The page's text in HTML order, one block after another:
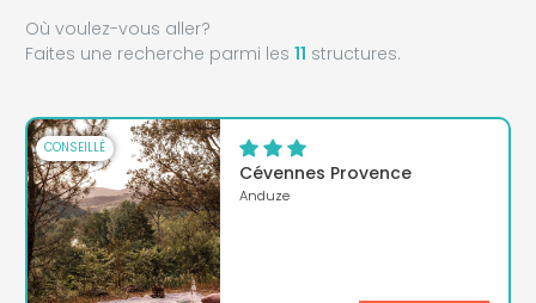
Où voulez-vous aller?
Faites une recherche parmi les 11 structures.
CONSEILLÉ
Cévennes Provence
Anduze